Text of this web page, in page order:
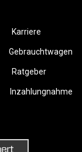
Karriere
Gebrauchtwagen
Ratgeber
Inzahlungnahme